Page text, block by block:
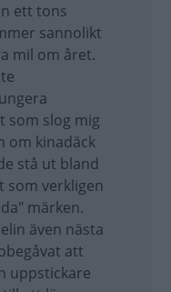
ett tons
sannolikt
mil om året.
som slog mig
om kinadäck
stå ut bland
som verkligen
märken.
även nästa
att
uppstickare